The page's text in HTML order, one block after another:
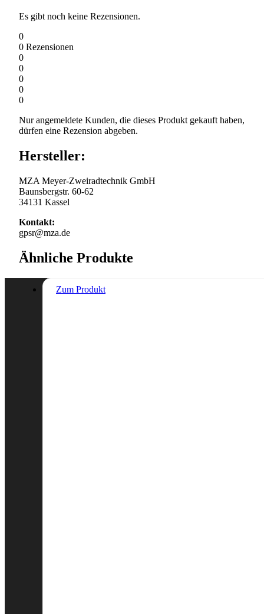
Es gibt noch keine Rezensionen.
0
0 Rezensionen
0
0
0
0
0
Nur angemeldete Kunden, die dieses Produkt gekauft haben,
dürfen eine Rezension abgeben.
Hersteller:
MZA Meyer-Zweiradtechnik GmbH
Baunsbergstr. 60-62
34131 Kassel
Kontakt:
gpsr@mza.de
Ähnliche Produkte
Zum Produkt